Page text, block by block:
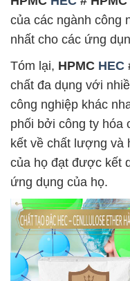
của các ngành công
nhất cho các ứng
Tóm lại, HPMC HEC
chất đa dụng với
công nghiệp khác
phối bởi công ty hóa
kết về chất lượng và
của họ đạt được kết
ứng dụng của họ.